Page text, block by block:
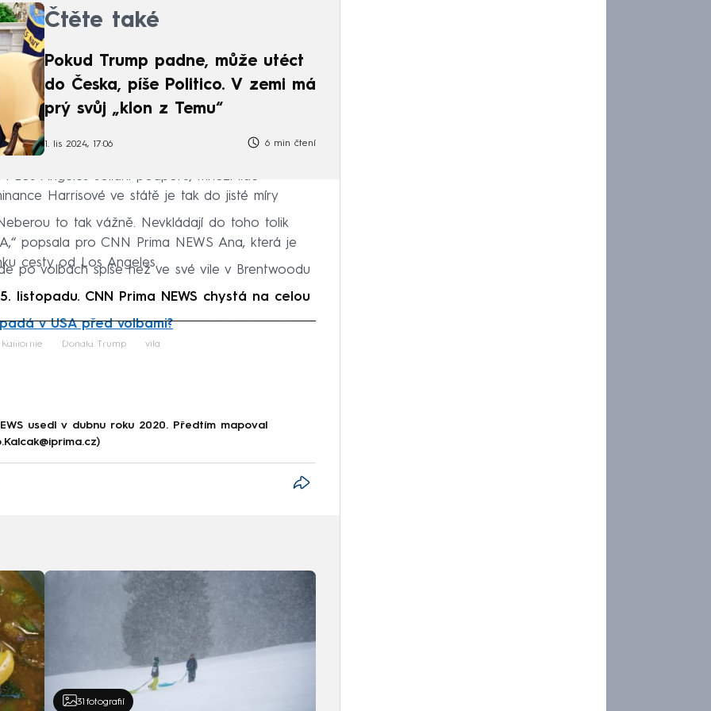
Čtěte také
Pokud Trump padne, může utéct
do Česka, píše Politico. V zemi má
prý svůj „klon z Temu“
1. lis 2024, 17:06 6 min čtení
Los Angeles solidní podporu, mnozí lidé
Harrisové ve státě je tak do jisté míry
to tak vážně. Nevkládají do toho tolik
popsala pro CNN Prima NEWS Ana, která je
cesty od Los Angeles.
po volbách spíše než ve své vile v Brentwoodu
listopadu. CNN Prima NEWS chystá na celou
v USA před volbami?
to fetch
Kalifornie Donald Trump vila
usedl v dubnu roku 2020. Předtím mapoval
31 fotografií